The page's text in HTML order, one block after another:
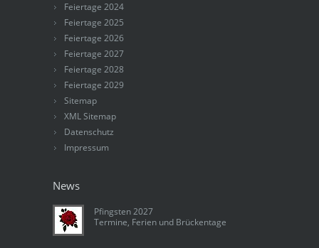
Feiertage 2024
Feiertage 2025
Feiertage 2026
Feiertage 2027
Feiertage 2028
Feiertage 2029
Sitemap
XML Sitemap
Datenschutz
Impressum
News
Pfingsten 2027
Termine, Ferien und Brückentage